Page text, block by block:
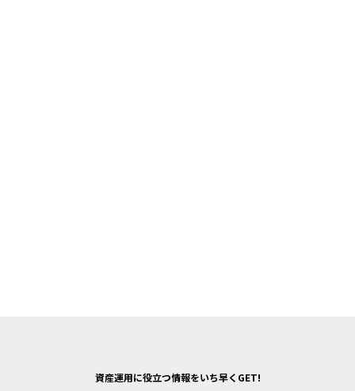
資産運用に役立つ情報をいち早くGET!